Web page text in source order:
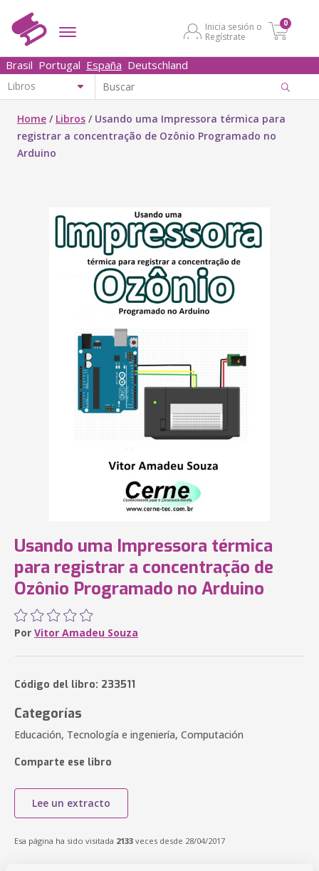
Inicia sesión o
Regístrate
0
Brasil Portugal España Deutschland
Home / Libros / Usando uma Impressora térmica para
registrar a concentração de Ozônio Programado no
Arduino
Usando uma Impressora térmica
para registrar a concentração de
Ozônio Programado no Arduino
Por Vitor Amadeu Souza
Código del libro: 233511
Categorías
Educación, Tecnología e ingeniería, Computación
Comparte ese libro
Lee un extracto
Esa página ha sido visitada 2133 veces desde 28/04/2017